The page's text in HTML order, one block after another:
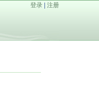
登录 注册